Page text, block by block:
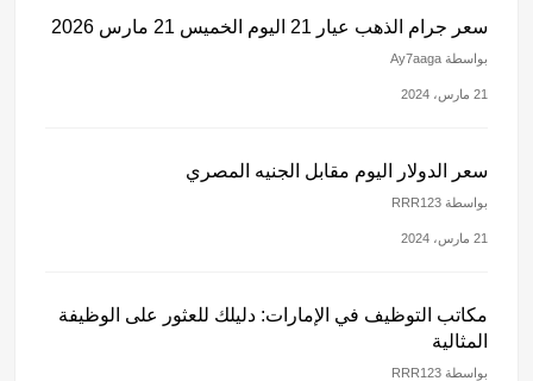
سعر جرام الذهب عيار 21 اليوم الخميس 21 مارس 2026
بواسطة Ay7aaga
21 مارس، 2024
سعر الدولار اليوم مقابل الجنيه المصري
بواسطة RRR123
21 مارس، 2024
مكاتب التوظيف في الإمارات: دليلك للعثور على الوظيفة
المثالية
بواسطة RRR123